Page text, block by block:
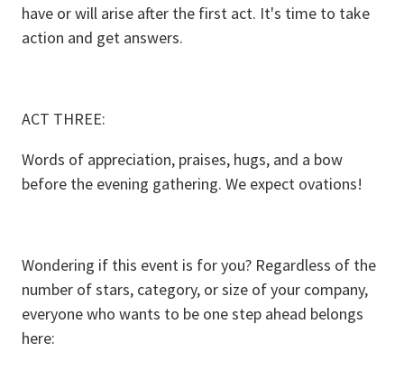
have or will arise after the first act. It's time to take
action and get answers.
ACT THREE:
Words of appreciation, praises, hugs, and a bow
before the evening gathering. We expect ovations!
Wondering if this event is for you? Regardless of the
number of stars, category, or size of your company,
everyone who wants to be one step ahead belongs
here: